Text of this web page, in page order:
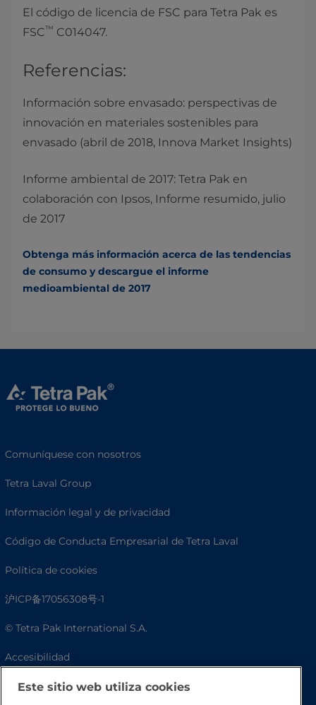
El código de licencia de FSC para Tetra Pak es
FSC™ C014047.​
Referencias:​
Información sobre envasado: perspectivas de
innovación en materiales sostenibles para
envasado (abril de 2018, Innova Market Insights)
Informe ambiental de 2017: Tetra Pak en
colaboración con Ipsos, Informe resumido, julio
de 2017
Obtenga más información acerca de las tendencias
de consumo y descargue el informe
medioambiental de 2017
Comuníquese con nosotros
Tetra Laval Group
Información legal y de privacidad
Código de Conducta Empresarial de Tetra Laval
Política de cookies
沪ICP备17056308号-1
© Tetra Pak International S.A.
Accesibilidad
Preguntas frecuentes
Este sitio web utiliza cookies